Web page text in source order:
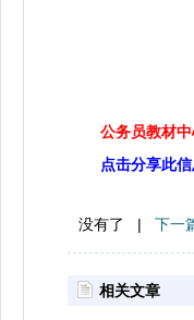
公务员教材
点击分享此信
没有了 | 下一
相关文章